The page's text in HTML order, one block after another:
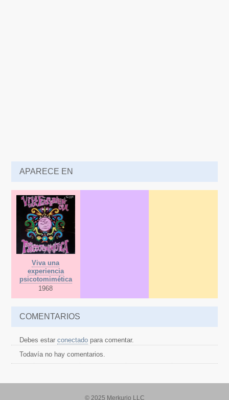
APARECE EN
Viva una
experiencia
psicotomimética
1968
COMENTARIOS
Debes estarconectado para comentar.
Todavía no hay comentarios.
© 2025 Merkurio LLC